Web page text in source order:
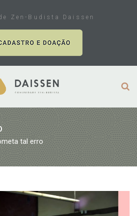
Zen-Budista Daissen
tal erro